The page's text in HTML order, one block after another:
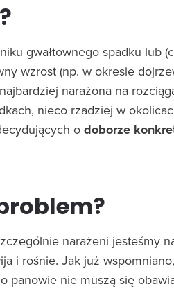
gwałtownego spadku lub
wzrost (np. w okresie
narażona na
nieco rzadziej w
o doborze
narażeni jesteśmy
i rośnie. Jak już
nie muszą się